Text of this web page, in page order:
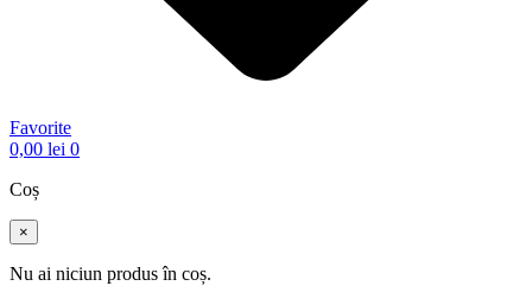
Favorite
0,00 lei 0
Coș
×
Nu ai niciun produs în coș.